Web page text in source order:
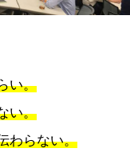
い。
い。
わらない。